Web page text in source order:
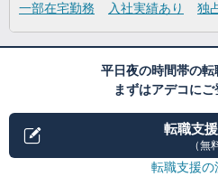
一部在宅勤務
入社実績あり 独
平日夜の時間帯の転
まずはアデコに
転職支
（無
転職支援の